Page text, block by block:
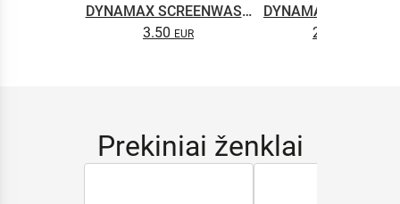
DYNAMAX SCREENWASH
NANO 4l
3.50
DYNAMAX M2T
2.65
Prekiniai ženklai